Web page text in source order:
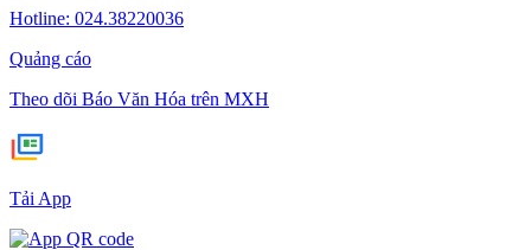
Hotline: 024.38220036
Quảng cáo
Theo dõi Báo Văn Hóa trên MXH
Tải App